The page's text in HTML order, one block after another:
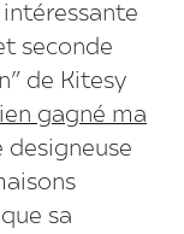
seconde
de Kitesy
gagné ma
designeuse
sa